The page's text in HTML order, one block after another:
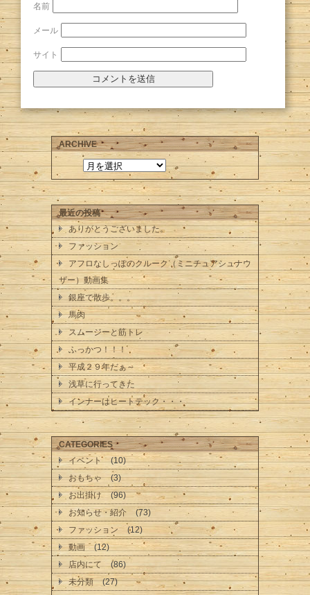
名前
メール
サイト
ARCHIVE
最近の投稿
ありがとうございました。
ファッション
アフロなしっぽのクルーク（ミニチュアシュナウ
ザー）動画集
銀座で散歩。。。
馬肉
スムージーと筋トレ
ふっかつ！！！
平成２９年だぁ～
浅草に行ってきた
インナーはヒートテック・・・
CATEGORIES
イベント
(10)
おもちゃ
(3)
お出掛け
(96)
お知らせ・紹介
(73)
ファッション
(12)
動画
(12)
店内にて
(86)
未分類
(27)